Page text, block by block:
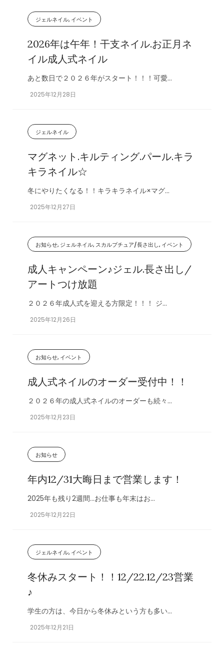
ジェルネイル, イベント
2026年は午年！干支ネイル.お正月ネ
イル成人式ネイル
あと数日で２０２６年がスタート！！！可愛...
2025年12月28日
ジェルネイル
マグネット.キルティング.パール.キラ
キラネイル☆
冬にやりたくなる！！キラキラネイル×マグ...
2025年12月27日
お知らせ, ジェルネイル, スカルプチュア/長さ出し, イベント
成人キャンペーン♪ジェル.長さ出し/
アートつけ放題
２０２６年成人式を迎える方限定！！！ ジ...
2025年12月26日
お知らせ, イベント
成人式ネイルのオーダー受付中！！
２０２６年の成人式ネイルのオーダーも続々...
2025年12月23日
お知らせ
年内12/31大晦日まで営業します！
2025年も残り2週間…お仕事も年末はお...
2025年12月22日
ジェルネイル, イベント
冬休みスタート！！12/22.12/23営業
♪
学生の方は、今日から冬休みという方も多い...
2025年12月21日